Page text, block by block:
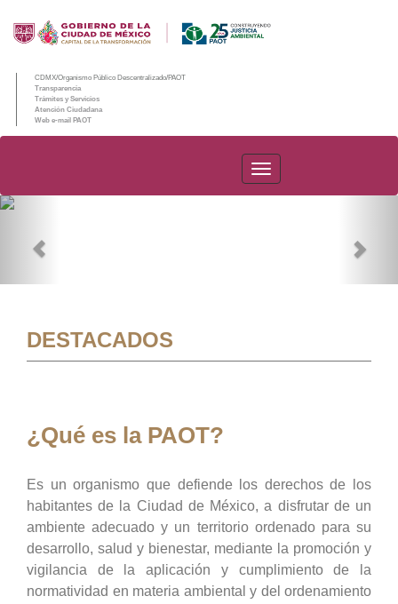
CDMX/Organismo Público Descentralizado/PAOT
Transparencia
Trámites y Servicios
Atención Ciudadana
Web e-mail PAOT
PAOT
DESTACADOS
¿Qué es la PAOT?
Es un organismo que defiende los derechos de los
habitantes de la Ciudad de México, a disfrutar de un
ambiente adecuado y un territorio ordenado para su
desarrollo, salud y bienestar, mediante la promoción y
vigilancia de la aplicación y cumplimiento de la
normatividad en materia ambiental y del ordenamiento